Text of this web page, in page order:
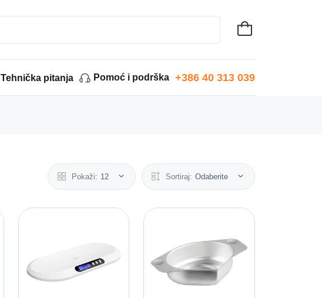
Tehnička pitanja Pomoć i podrška +386 40 313 039
Pokaži: 12 Sortiraj: Odaberite